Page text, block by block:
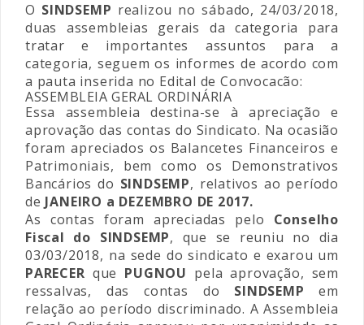
O SINDSEMP realizou no sábado, 24/03/2018,
duas assembleias gerais da categoria para
tratar e importantes assuntos para a
categoria, seguem os informes de acordo com
a pauta inserida no Edital de Convocacão:
ASSEMBLEIA GERAL ORDINÁRIA
Essa assembleia destina-se à apreciação e
aprovação das contas do Sindicato. Na ocasião
foram apreciados os Balancetes Financeiros e
Patrimoniais, bem como os Demonstrativos
Bancários do SINDSEMP, relativos ao período
de JANEIRO a DEZEMBRO DE 2017.
As contas foram apreciadas pelo Conselho
Fiscal do SINDSEMP, que se reuniu no dia
03/03/2018, na sede do sindicato e exarou um
PARECER que PUGNOU pela aprovação, sem
ressalvas, das contas do SINDSEMP em
relação ao período discriminado. A Assembleia